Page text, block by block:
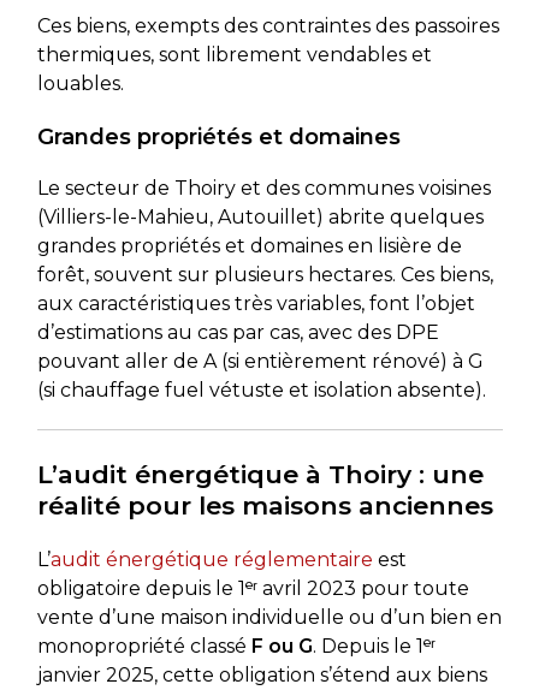
Ces biens, exempts des contraintes des passoires
thermiques, sont librement vendables et
louables.
Grandes propriétés et domaines
Le secteur de Thoiry et des communes voisines
(Villiers-le-Mahieu, Autouillet) abrite quelques
grandes propriétés et domaines en lisière de
forêt, souvent sur plusieurs hectares. Ces biens,
aux caractéristiques très variables, font l’objet
d’estimations au cas par cas, avec des DPE
pouvant aller de A (si entièrement rénové) à G
(si chauffage fuel vétuste et isolation absente).
L’audit énergétique à Thoiry : une
réalité pour les maisons anciennes
L’audit énergétique réglementaire est
obligatoire depuis le 1ᵉʳ avril 2023 pour toute
vente d’une maison individuelle ou d’un bien en
monopropriété classé F ou G. Depuis le 1ᵉʳ
janvier 2025, cette obligation s’étend aux biens